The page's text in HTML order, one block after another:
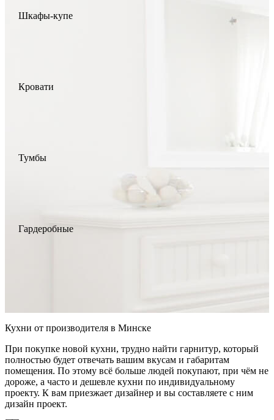
Шкафы-купе
Кровати
Тумбы
Гардеробные
Кухни от производителя в Минске
При покупке новой кухни, трудно найти гарнитур, который
полностью будет отвечать вашим вкусам и габаритам
помещения. По этому всё больше людей покупают, при чём не
дороже, а часто и дешевле кухни по индивидуальному
проекту. К вам приезжает дизайнер и вы составляете с ним
дизайн проект.